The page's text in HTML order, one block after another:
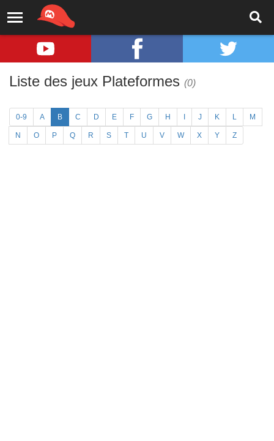
Liste des jeux Plateformes (0)
0-9 A B C D E F G H J K L M
N O P Q R S T U V W X Y Z